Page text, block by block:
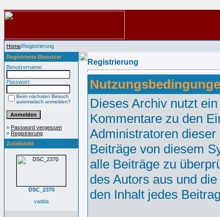
Home/Registrierung
Registrierte Benutzer
Benutzername:
Passwort:
Beim nächsten Besuch
automatisch anmelden?
» Password vergessen
» Registrierung
Zufallsbild
DSC_2370
vadda
Registrierung
Dieses Archiv nutzt
Kommentare zu den
Administratoren
Beiträge von diesem
alle Beiträge zu
des Autors aus und
den Inhalt jedes